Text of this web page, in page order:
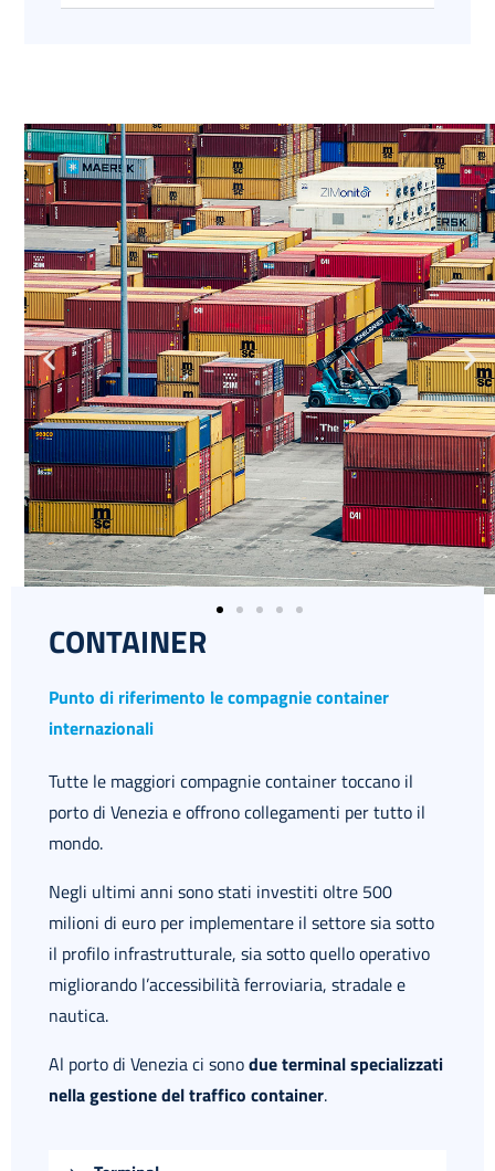
CONTAINER
Punto di riferimento le compagnie container
internazionali
Tutte le maggiori compagnie container toccano il
porto di Venezia e offrono collegamenti per tutto il
mondo.
Negli ultimi anni sono stati investiti oltre 500
milioni di euro per implementare il settore sia sotto
il profilo infrastrutturale, sia sotto quello operativo
migliorando l’accessibilità ferroviaria, stradale e
nautica.
Al porto di Venezia ci sonodue terminal specializzati
nella gestione del traffico container.